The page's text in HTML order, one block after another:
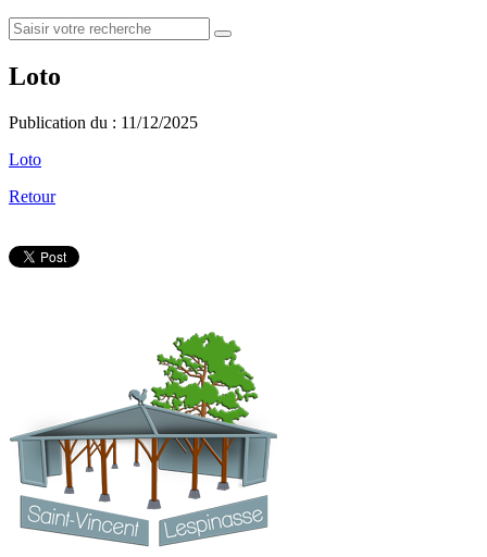
Loto
Publication du : 11/12/2025
Loto
Retour